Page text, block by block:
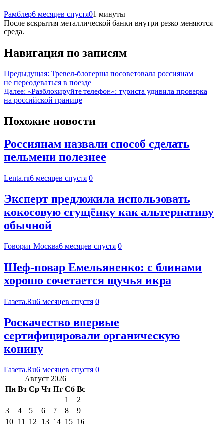
Рамблер6 месяцев спустя01 минуты
После вскрытия металлической банки внутри резко меняются
среда.
Навигация по записям
Предыдущая: Тревел-блогерша посоветовала россиянам
не переодеваться в поезде
Далее: «Разблокируйте телефон»: туриста удивила проверка
на российской границе
Похожие новости
Россиянам назвали способ сделать
пельмени полезнее
Lenta.ru6 месяцев спустя 0
Эксперт предложила использовать
кокосовую сгущёнку как альтернативу
обычной
Говорит Москва6 месяцев спустя 0
Шеф-повар Емельяненко: с блинами
хорошо сочетается щучья икра
Газета.Ru6 месяцев спустя 0
Роскачество впервые
сертифицировали органическую
конину
Газета.Ru6 месяцев спустя 0
Август 2026
Пн Вт Ср Чт Пт Сб Вс
1
2
3
4 5 6 7 8
9
10 11 12 13 14 15 16